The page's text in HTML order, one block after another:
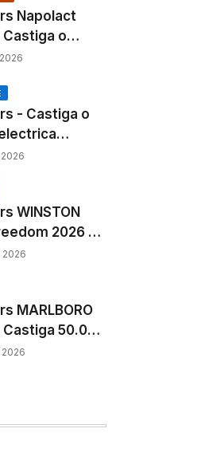
Napolact
Castiga o
de Familie de
- Castiga o
WINSTON
2026 -
o masina
2026
MARLBORO
50.000
2026